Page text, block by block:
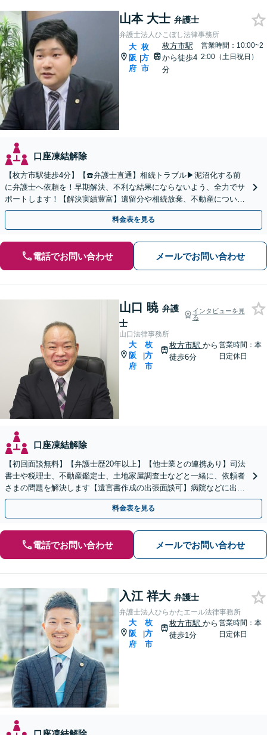
山本 大士 弁護士
弁護士法人ひこぼし法律事務所
大
阪
府
|
枚
方
市
枚方市駅
から徒歩4
分
営業時間：10:00~2
2:00（土日祝日）
口座凍結解除
【枚方市駅徒歩4分】【☎️弁護士直通】相続トラブル▶︎泥沼化する前
に弁護士へ依頼を！早期解決、不利な結果にならないよう、全力でサ
ポートします！【解決実績豊富】遺留分や相続放棄、不動産について
もお気軽にご相談ください。【他士業との連携OK】
料金表を見る
電話でお問い合わせ メールでお問い合わせ
山口 暁 弁護
士
インタビューを見
る
山口法律事務所
大
阪
府
|
枚
方
市
枚方市駅 から
徒歩6分
営業時間：本
日定休日
口座凍結解除
【初回面談無料】【弁護士歴20年以上】【他士業との連携あり】司法
書士や税理士、不動産鑑定士、土地家屋調査士などと一緒に、依頼者
さまの問題を解決します【遺言書作成の出張面談可】病院などに出張
します。適宜公証人も呼び、対応します【枚方市駅6分】
料金表を見る
電話でお問い合わせ メールでお問い合わせ
入江 祥大 弁護士
弁護士法人ひらかたエール法律事務所
大
阪
府
|
枚
方
市
枚方市駅 から
徒歩1分
営業時間：本
日定休日